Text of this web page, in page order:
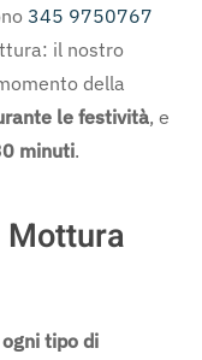
345 9750767
il nostro
della
le festività, e
minuti.
Mottura
ogni tipo di